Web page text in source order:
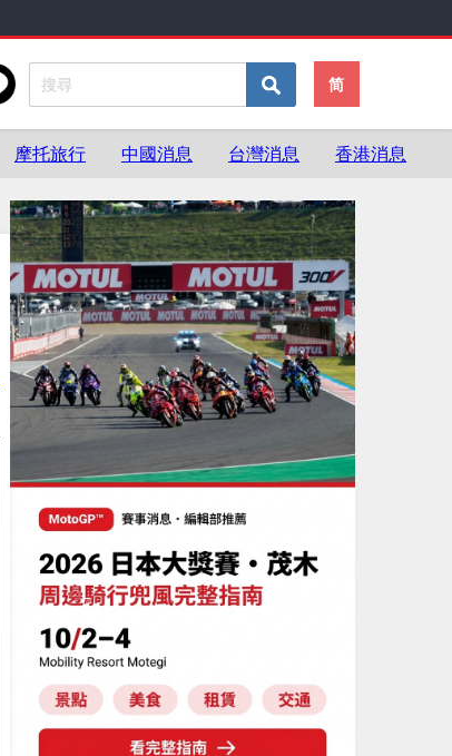
简
摩托旅行 中國消息 台灣消息 香港消息